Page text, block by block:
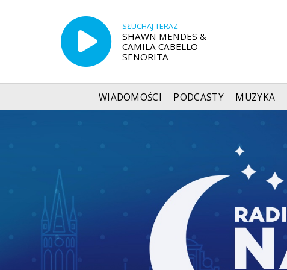
SŁUCHAJ TERAZ
SHAWN MENDES &
CAMILA CABELLO -
SENORITA
WIADOMOŚCI PODCASTY MUZYKA